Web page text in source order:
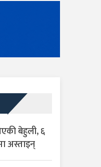
बेहुली, ६
अस्ताइन्